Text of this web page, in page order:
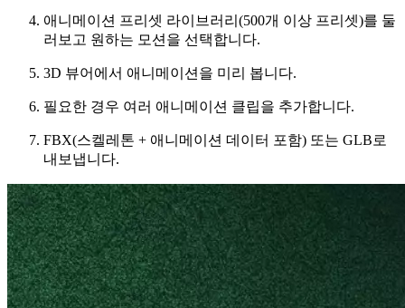
애니메이션 프리셋 라이브러리(500개 이상 프리셋)를 둘
러보고 원하는 모션을 선택합니다.
3D 뷰어에서 애니메이션을 미리 봅니다.
필요한 경우 여러 애니메이션 클립을 추가합니다.
FBX(스켈레톤 + 애니메이션 데이터 포함) 또는 GLB로
내보냅니다.